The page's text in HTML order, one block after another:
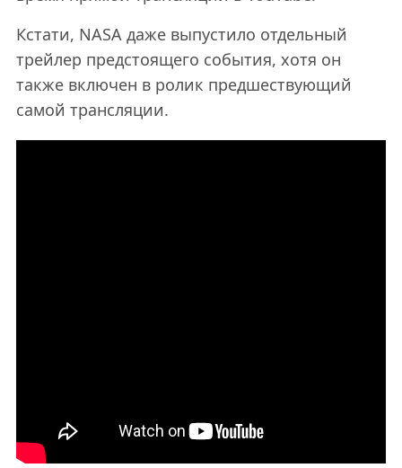
Кстати, NASA даже выпустило отдельный
трейлер предстоящего события, хотя он
также включен в ролик предшествующий
самой трансляции.